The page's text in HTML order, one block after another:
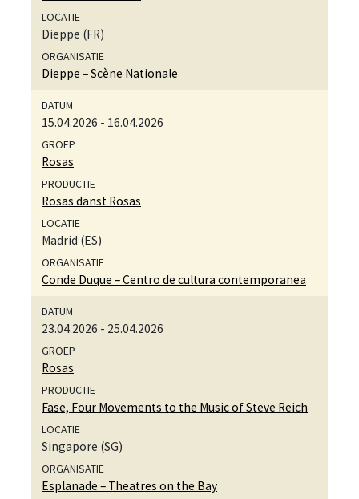
Dieppe (FR)
Dieppe – Scène Nationale
15.04.2026 - 16.04.2026
Rosas
Rosas danst Rosas
Madrid (ES)
Conde Duque – Centro de cultura contemporanea
23.04.2026 - 25.04.2026
Rosas
Fase, Four Movements to the Music of Steve Reich
Singapore (SG)
Esplanade – Theatres on the Bay